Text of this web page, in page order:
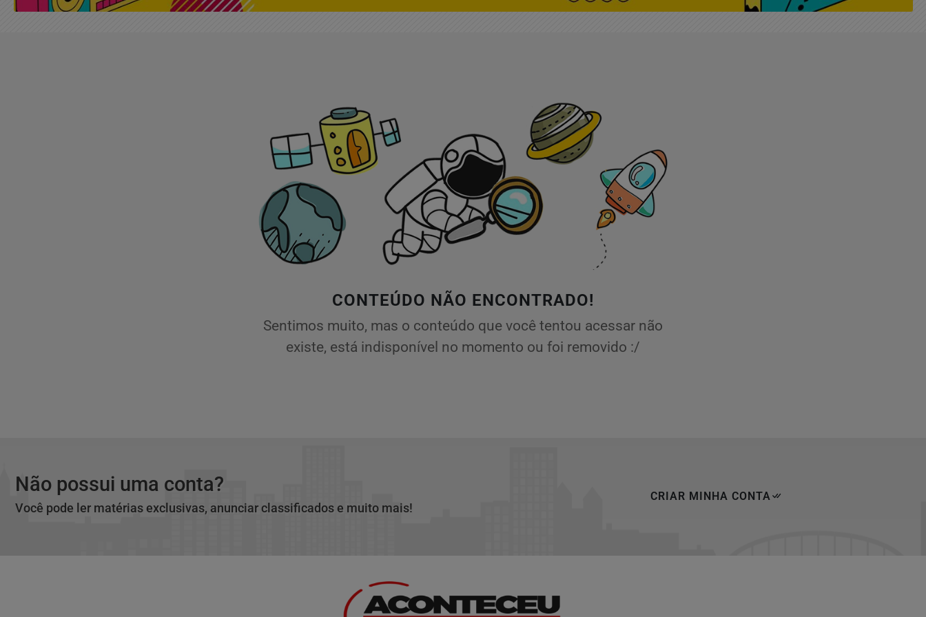
CONTEÚDO NÃO ENCONTRADO!
Sentimos muito, mas o conteúdo que você tentou acessar não
existe, está indisponível no momento ou foi removido :/
Não possui uma conta?
Você pode ler matérias exclusivas, anunciar classificados e muito mais!
CRIAR MINHA CONTA